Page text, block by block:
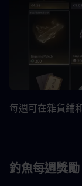
每週可在雜貨鋪
釣魚每週獎勵